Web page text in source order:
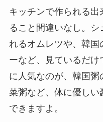
キッチンで作られる
ること間違いなし。シ
れるオムレツや、韓国
ーなど、見ているだ
に人気なのが、韓国
菜粥など、体に優しい
できますよ。